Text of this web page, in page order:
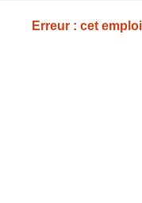
Erreur : cet